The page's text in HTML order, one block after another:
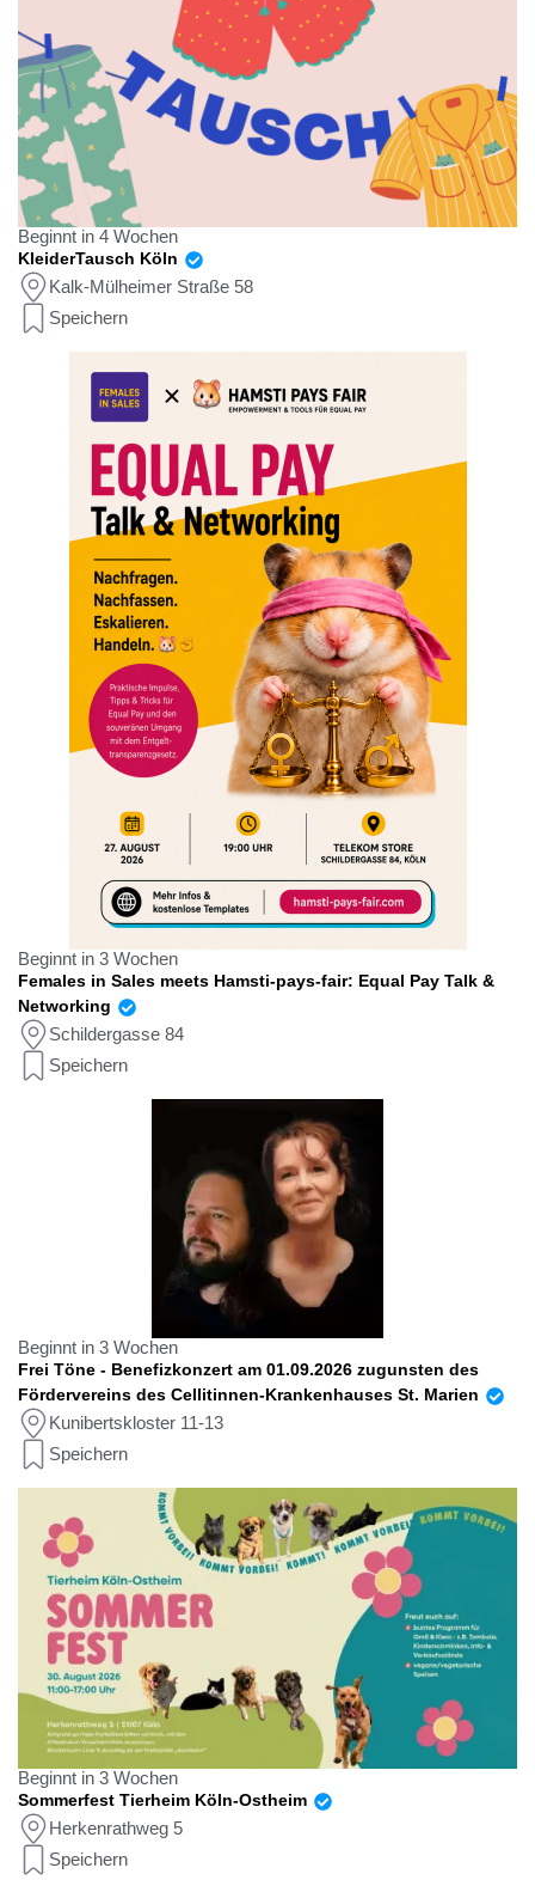
Beginnt in 4 Wochen
KleiderTausch Köln
Kalk-Mülheimer Straße 58
Speichern
Beginnt in 3 Wochen
Females in Sales meets Hamsti-pays-fair: Equal Pay Talk &
Networking
Schildergasse 84
Speichern
Beginnt in 3 Wochen
Frei Töne - Benefizkonzert am 01.09.2026 zugunsten des
Fördervereins des Cellitinnen-Krankenhauses St. Marien
Kunibertskloster 11-13
Speichern
Beginnt in 3 Wochen
Sommerfest Tierheim Köln-Ostheim
Herkenrathweg 5
Speichern